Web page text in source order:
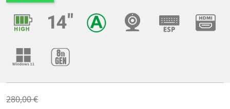
280,00 €